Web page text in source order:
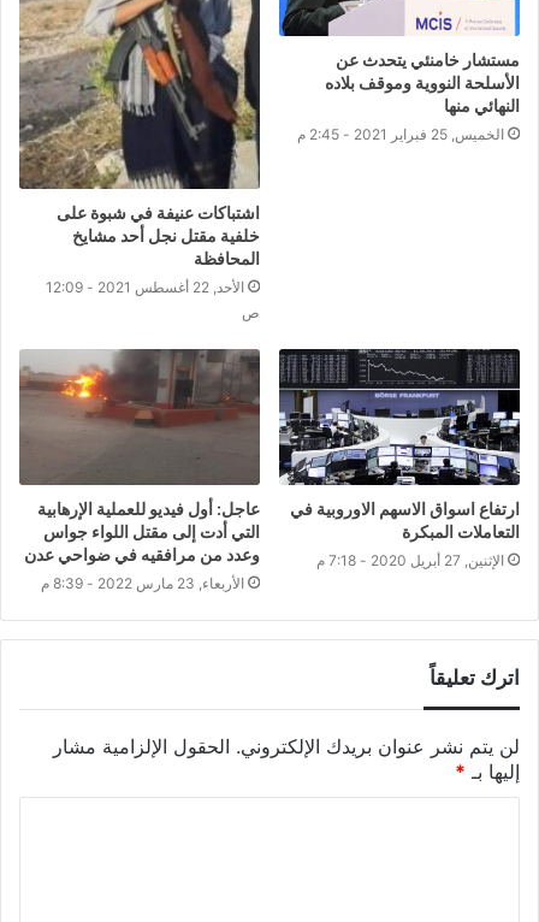
مستشار خامنئي يتحدث عن
الأسلحة النووية وموقف بلاده
النهائي منها
الخميس, 25 فبراير 2021 - 2:45 م
اشتباكات عنيفة في شبوة على
خلفية مقتل نجل أحد مشايخ
المحافظة
الأحد, 22 أغسطس 2021 - 12:09
ص
ارتفاع اسواق الاسهم الاوروبية في
التعاملات المبكرة
الإثنين, 27 أبريل 2020 - 7:18 م
عاجل: أول فيديو للعملية الإرهابية
التي أدت إلى مقتل اللواء جواس
وعدد من مرافقيه في ضواحي عدن
الأربعاء, 23 مارس 2022 - 8:39 م
اترك تعليقاً
لن يتم نشر عنوان بريدك الإلكتروني. الحقول الإلزامية مشار
إليها بـ *